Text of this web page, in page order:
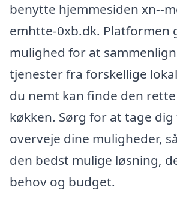
benytte hjemmesiden xn--
emhtte-0xb.dk. Platformen
mulighed for at
tjenester fra forskellige
du nemt kan finde den
køkken. Sørg for at tage
overveje dine muligheder,
den bedst mulige løsning,
behov og budget.